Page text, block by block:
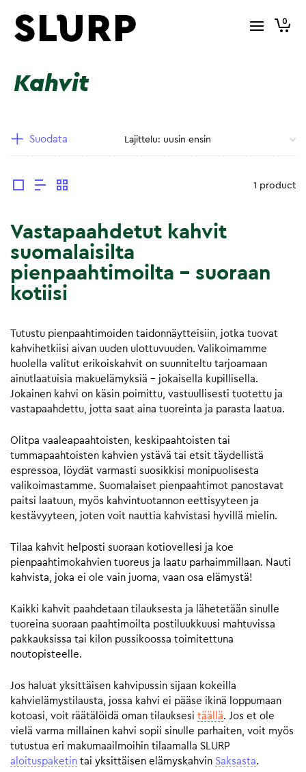
0
Kahvit
Suodata
1 product
Vastapaahdetut kahvit
suomalaisilta
pienpaahtimoilta – suoraan
kotiisi
Tutustu pienpaahtimoiden taidonnäytteisiin, jotka tuovat
kahvihetkiisi aivan uuden ulottuvuuden. Valikoimamme
huolella valitut erikoiskahvit on suunniteltu tarjoamaan
ainutlaatuisia makuelämyksiä – jokaisella kupillisella.
Jokainen kahvi on käsin poimittu, vastuullisesti tuotettu ja
vastapaahdettu, jotta saat aina tuoreinta ja parasta laatua.
Olitpa vaaleapaahtoisten, keskipaahtoisten tai
tummapaahtoisten kahvien ystävä tai etsit täydellistä
espressoa, löydät varmasti suosikkisi monipuolisesta
valikoimastamme. Suomalaiset pienpaahtimot panostavat
paitsi laatuun, myös kahvintuotannon eettisyyteen ja
kestävyyteen, joten voit nauttia kahvistasi hyvillä mielin.
Tilaa kahvit helposti suoraan kotiovellesi ja koe
pienpaahtimokahvien tuoreus ja laatu parhaimmillaan. Nauti
kahvista, joka ei ole vain juoma, vaan osa elämystä!
Kaikki kahvit paahdetaan tilauksesta ja lähetetään sinulle
tuoreina suoraan paahtimoilta postiluukkuusi mahtuvissa
pakkauksissa tai kilon pussikoossa toimitettuna
noutopisteelle.
Jos haluat yksittäisen kahvipussin sijaan kokeilla
kahvielämystilausta, jossa kahvi ei pääse ikinä loppumaan
kotoasi, voit räätälöidä oman tilauksesi täällä. Jos et ole
vielä varma millainen kahvi sopii sinulle parhaiten, voit myös
tutustua eri makumaailmoihin tilaamalla SLURP
aloituspaketin tai yksittäisen elämyskahvin Saksasta.